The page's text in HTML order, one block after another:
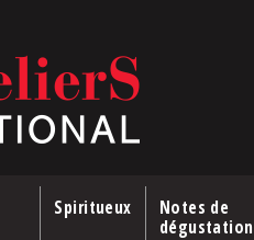
Spiritueux
Notes de
dégustation